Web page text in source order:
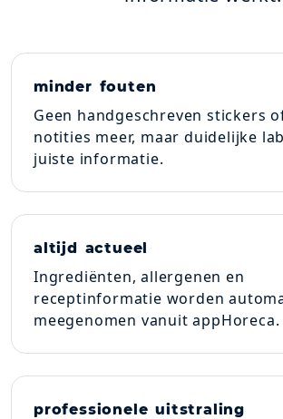
minder fouten
Geen handgeschreven stickers
notities meer, maar duidelijke
juiste informatie.
altijd actueel
Ingrediënten, allergenen en
receptinformatie worden
meegenomen vanuit appHoreca.
professionele uitstraling